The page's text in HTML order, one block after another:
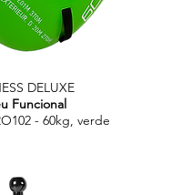
DELUXE
Funcional
- 60kg, verde